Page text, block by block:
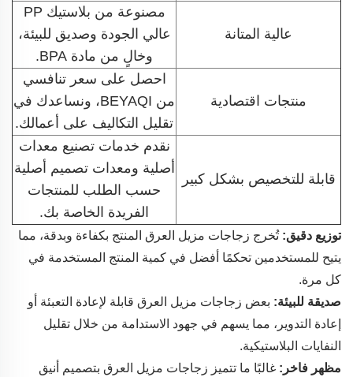
عالية المتانة
مصنوعة من بلاستيك PP
عالي الجودة وصديق للبيئة،
وخالٍ من مادة BPA.
منتجات اقتصادية
احصل على سعر تنافسي
من BEYAQI، ونساعدك في
تقليل التكاليف على أعمالك.
قابلة للتخصيص بشكل كبير
نقدم خدمات تصنيع معدات
أصلية ومعدات تصميم أصلية
حسب الطلب للمنتجات
الفريدة الخاصة بك.
توزيع دقيق:تُخرج زجاجات مزيل العرق المنتج بكفاءة وبدقة، مما
يتيح للمستخدمين تحكمًا أفضل في كمية المنتج المستخدمة في
كل مرة.
صديقة للبيئة: بعض زجاجات مزيل العرق قابلة لإعادة التعبئة أو
إعادة التدوير، مما يسهم في جهود الاستدامة من خلال تقليل
النفايات البلاستيكية.
مظهر فاخر: غالبًا ما تتميز زجاجات مزيل العرق بتصميم أنيق